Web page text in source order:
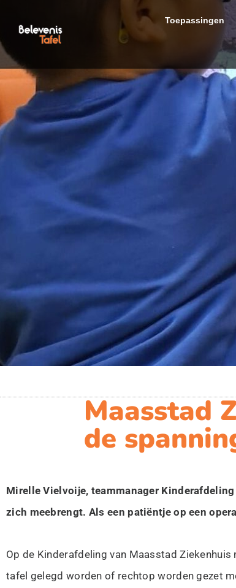
Toepassingen
Maasstad
de
Mirelle Vielvoije, teammanager
zich meebrengt. Als een patiëntje op een
Op de Kinderafdeling van Maasstad
tafel gelegd worden of rechtop worden gezet